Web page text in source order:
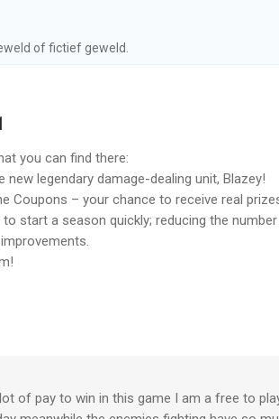
downloaden en spelen, maar sommige
kunnen willekeurige items bevatten.
van MYGAMES MENA FZ LLC is een app
bevonden voor gebruikers met leeftijden
of fictief geweld.
you can find there:
legendary damage-dealing unit, Blazey!
Coupons – your chance to receive real
start a season quickly; reducing the
of pay to win in this game I am a free to